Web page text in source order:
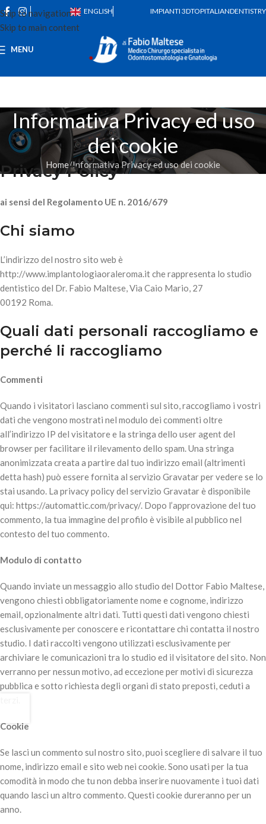
Skip to navigation
Skip to main content
ENGLISH IMPIANTI 3DTOPITALIANDENTISTRY
MENU
Informativa Privacy ed uso
dei cookie
Home Informativa Privacy ed uso dei cookie
Privacy Policy
ai sensi del Regolamento UE n. 2016/679
Chi siamo
L’indirizzo del nostro sito web è
http://www.implantologiaoraleroma.it che rappresenta lo studio
dentistico del Dr. Fabio Maltese, Via Caio Mario, 27
00192 Roma.
Quali dati personali raccogliamo e
perché li raccogliamo
Commenti
Quando i visitatori lasciano commenti sul sito, raccogliamo i vostri
dati che vengono mostrati nel modulo dei commenti oltre
all’indirizzo IP del visitatore e la stringa dello user agent del
browser per facilitare il rilevamento dello spam. Una stringa
anonimizzata creata a partire dal tuo indirizzo email (altrimenti
detta hash) può essere fornita al servizio Gravatar per vedere se lo
stai usando. La privacy policy del servizio Gravatar è disponibile
qui: https://automattic.com/privacy/. Dopo l’approvazione del tuo
commento, la tua immagine del profilo è visibile al pubblico nel
contesto del tuo commento.
Modulo di contatto
Quando inviate un messaggio allo studio del Dottor Fabio Maltese,
vengono chiesti obbligatoriamente nome e cognome, indirizzo
email, opzionalmente altri dati. Tutti questi dati vengono chiesti
esclusivamente per conoscere e ricontattare chi contatta il nostro
studio. I dati raccolti vengono utilizzati esclusivamente per
archiviare le comunicazioni tra lo studio ed il visitatore del sito. Non
verranno per nessun motivo, ad eccezione per motivi di sicurezza
pubblica e sotto richiesta degli organi di stato preposti, ceduti a
Cookie
Se lasci un commento sul nostro sito, puoi scegliere di salvare il tuo
nome, indirizzo email e sito web nei cookie. Sono usati per la tua
comodità in modo che tu non debba inserire nuovamente i tuoi dati
quando lasci un altro commento. Questi cookie dureranno per un
anno.